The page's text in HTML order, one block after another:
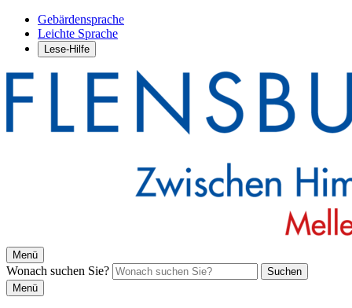
Gebärdensprache
Leichte Sprache
Lese-Hilfe
Menü
Wonach suchen Sie?
Suchen
Menü